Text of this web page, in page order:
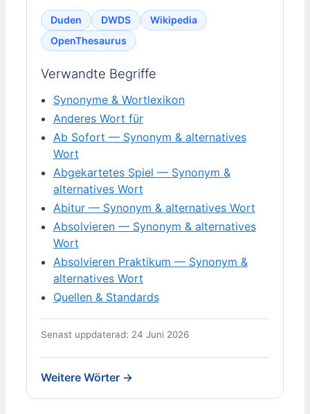
Duden DWDS
Wikipedia
OpenThesaurus
Verwandte Begriffe
Synonyme & Wortlexikon
Anderes Wort für
Ab Sofort — Synonym & alternatives
Wort
Abgekartetes Spiel — Synonym &
alternatives Wort
Abitur — Synonym & alternatives Wort
Absolvieren — Synonym & alternatives
Wort
Absolvieren Praktikum — Synonym &
alternatives Wort
Quellen & Standards
Senast uppdaterad: 24 Juni 2026
Weitere Wörter →